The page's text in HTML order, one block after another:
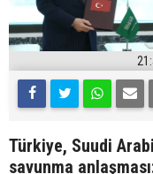
Türkiye, Suudi
savunma